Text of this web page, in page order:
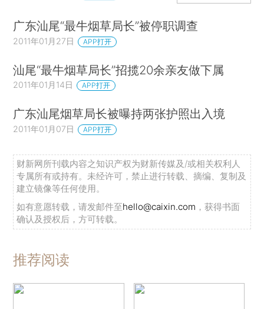
广东汕尾“最牛烟草局长”被停职调查
2011年01月27日 APP打开
汕尾“最牛烟草局长”招揽20余亲友做下属
2011年01月14日 APP打开
广东汕尾烟草局长被曝持两张护照出入境
2011年01月07日 APP打开
财新网所刊载内容之知识产权为财新传媒及/或相关权利人
专属所有或持有。未经许可，禁止进行转载、摘编、复制及
建立镜像等任何使用。
如有意愿转载，请发邮件至hello@caixin.com ，获得书面
确认及授权后，方可转载。
推荐阅读